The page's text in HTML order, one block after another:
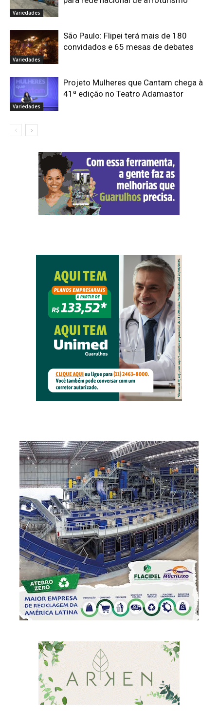
Variedades
Variedades
São Paulo: Flipei terá mais de 180
convidados e 65 mesas de debates
Variedades
Projeto Mulheres que Cantam chega à
41ª edição no Teatro Adamastor